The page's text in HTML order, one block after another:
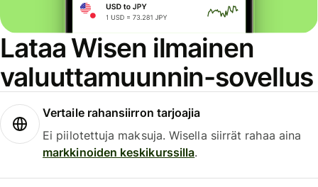
Lataa Wisen ilmainen
valuuttamuunnin-sovellus
Vertaile rahansiirron tarjoajia
Ei piilotettuja maksuja. Wisella siirrät rahaa aina
markkinoiden keskikurssilla.